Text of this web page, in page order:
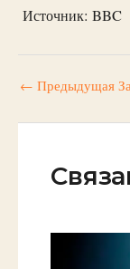
Источник: BBC
← Предыдущая